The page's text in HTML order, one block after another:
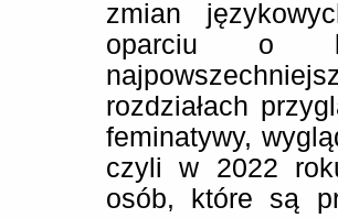
zmian
oparciu o
rozdziałach
feminatywy,
czyli w 2022
osób, które są